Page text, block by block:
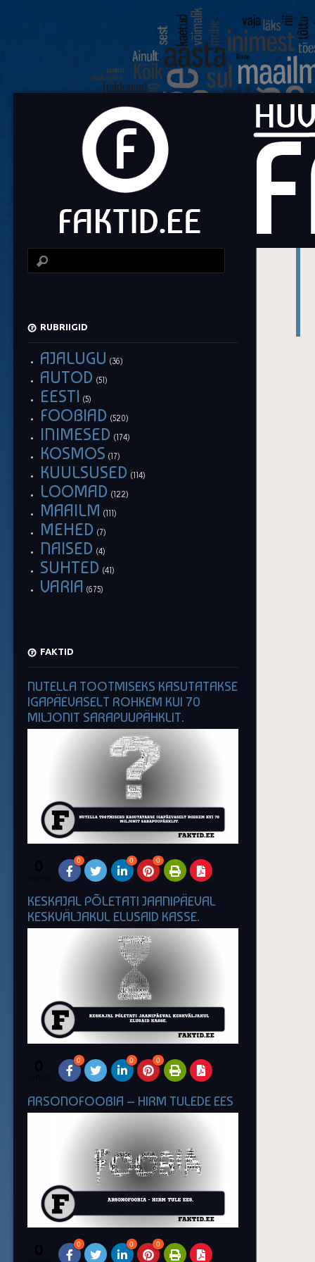
RUBRIIGID
AJALUGU (36)
AUTOD (51)
EESTI (5)
FOOBIAD (520)
INIMESED (174)
KOSMOS (17)
KUULSUSED (114)
LOOMAD (122)
MAAILM (111)
MEHED (7)
NAISED (4)
SUHTED (41)
VARIA (675)
FAKTID
NUTELLA TOOTMISEKS KASUTATAKSE
IGAPÄEVASELT ROHKEM KUI 70
MILJONIT SARAPUUPÄHKLIT.
0 0 0 0
KESKAJAL PÕLETATI JAANIPÄEVAL
KESKVÄLJAKUL ELUSAID KASSE.
0 0 0 0
ARSONOFOOBIA – HIRM TULEDE EES
0 0 0 0